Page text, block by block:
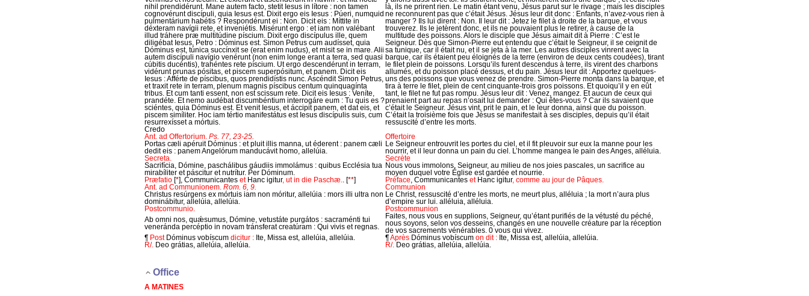
nihil prendidérunt. Mane autem facto, stetit Iesus in lítore : non tamen
cognovérunt discípuli, quia Iesus est. Dixit ergo eis Iesus : Púeri, numquid
pulmentárium habétis ? Respondérunt ei : Non. Dicit eis : Míttite in
déxteram navígii rete, et inveniétis. Misérunt ergo : et iam non valébant
illud tráhere præ multitúdine píscium. Dixit ergo discípulus ille, quem
diligébat Iesus, Petro : Dóminus est. Simon Petrus cum audísset, quia
Dóminus est, túnica succínxit se (erat enim nudus), et misit se in mare. Alii
autem discípuli navígio venérunt (non enim longe erant a terra, sed quasi
cúbitis ducéntis), trahéntes rete píscium. Ut ergo descendérunt in terram,
vidérunt prunas pósitas, et piscem superpósitum, et panem. Dicit eis
Iesus : Afférte de píscibus, quos prendidístis nunc. Ascéndit Simon Petrus,
et traxit rete in terram, plenum magnis píscibus centum quinquagínta
tribus. Et cum tanti essent, non est scissum rete. Dicit eis Iesus : Veníte,
prandéte. Et nemo audébat discumbéntium interrogáre eum : Tu quis es ?
sciéntes, quia Dóminus est. Et venit Iesus, et áccipit panem, et dat eis, et
piscem simíliter. Hoc iam tértio manifestátus est Iesus discípulis suis, cum
resurrexísset a mórtuis.
là, ils ne prirent rien. Le matin étant venu, Jésus parut sur le rivage ; mais les disciples
ne reconnurent pas que c’était Jésus. Jésus leur dit donc : Enfants, n’avez-vous rien à
manger ? Ils lui dirent : Non. Il leur dit : Jetez le filet à droite de la barque, et vous
trouverez. Ils le jetèrent donc, et ils ne pouvaient plus le retirer, à cause de la
multitude des poissons. Alors le disciple que Jésus aimait dit à Pierre : C’est le
Seigneur. Dès que Simon-Pierre eut entendu que c’était le Seigneur, il se ceignit de
sa tunique, car il était nu, et il se jeta à la mer. Les autres disciples vinrent avec la
barque, car ils étaient peu éloignés de la terre (environ de deux cents coudées), tirant
le filet plein de poissons. Lorsqu’ils furent descendus à terre, ils virent des charbons
allumés, et du poisson placé dessus, et du pain. Jésus leur dit : Apportez quelques-
uns des poissons que vous venez de prendre. Simon-Pierre monta dans la barque, et
tira à terre le filet, plein de cent cinquante-trois gros poissons. Et quoiqu’il y en eût
tant, le filet ne fut pas rompu. Jésus leur dit : Venez, mangez. Et aucun de ceux qui
prenaient part au repas n’osait lui demander : Qui êtes-vous ? Car ils savaient que
c’était le Seigneur. Jésus vint, prit le pain, et le leur donna, ainsi que du poisson.
C’était la troisième fois que Jésus se manifestait à ses disciples, depuis qu’il était
ressuscité d’entre les morts.
Credo
Ant. ad Offertorium. Ps. 77, 23-25.
Offertoire
Portas cæli apéruit Dóminus : et pluit illis manna, ut éderent : panem cæli
dedit eis : panem Angelórum manducávit homo, allelúia.
Le Seigneur entrouvrit les portes du ciel, et il fit pleuvoir sur eux la manne pour les
nourrir, et il leur donna un pain du ciel. L’homme mangea le pain des Anges, alléluia.
Secreta.
Secrète
Sacrifícia, Dómine, paschálibus gáudiis immolámus : quibus Ecclésia tua
mirabíliter et páscitur et nutrítur. Per Dóminum.
Nous vous immolons, Seigneur, au milieu de nos joies pascales, un sacrifice au
moyen duquel votre Église est gardée et nourrie.
Præfatio [*], Communicantes etHanc igitur, ut in die Paschæ.. [**] Préface, Communicantes etHanc igitur, comme au jour de Pâques.
Ant. ad Communionem. Rom. 6, 9.
Communion
Christus resúrgens ex mórtuis iam non móritur, allelúia : mors illi ultra non
dominábitur, allelúia, allelúia.
Le Christ, ressuscité d’entre les morts, ne meurt plus, alléluia ; la mort n’aura plus
d’empire sur lui. alléluia, alléluia.
Postcommunio.
Postcommunion
Ab omni nos, quǽsumus, Dómine, vetustáte purgátos : sacraménti tui
veneránda percéptio in novam tránsferat creatúram : Qui vivis et regnas.
Faites, nous vous en supplions, Seigneur, qu’étant purifiés de la vétusté du péché,
nous soyons, selon vos desseins, changés en une nouvelle créature par la réception
de vos sacrements vénérables. 0 vous qui vivez.
¶ PostDóminus vobíscum dicitur : Ite, Missa est, allelúia, allelúia. ¶Après Dóminus vobíscum on dit : Ite, Missa est, allelúia, allelúia.
R/. Deo grátias, allelúia, allelúia. R/. Deo grátias, allelúia, allelúia.
Office
A MATINES